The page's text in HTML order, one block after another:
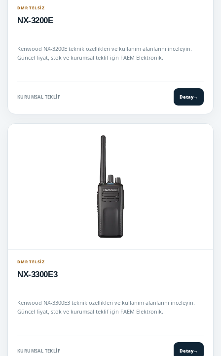
DMR TELSIZ
NX-3200E
Kenwood NX-3200E teknik özellikleri ve kullanım alanlarını inceleyin.
Güncel fiyat, stok ve kurumsal teklif için FAEM Elektronik.
KURUMSAL TEKLIF Detay→
DMR TELSIZ
NX-3300E3
Kenwood NX-3300E3 teknik özellikleri ve kullanım alanlarını inceleyin.
Güncel fiyat, stok ve kurumsal teklif için FAEM Elektronik.
KURUMSAL TEKLIF Detay→